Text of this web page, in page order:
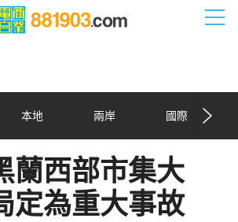
本地 兩岸 國際
蘭西部市集大
為重大事故